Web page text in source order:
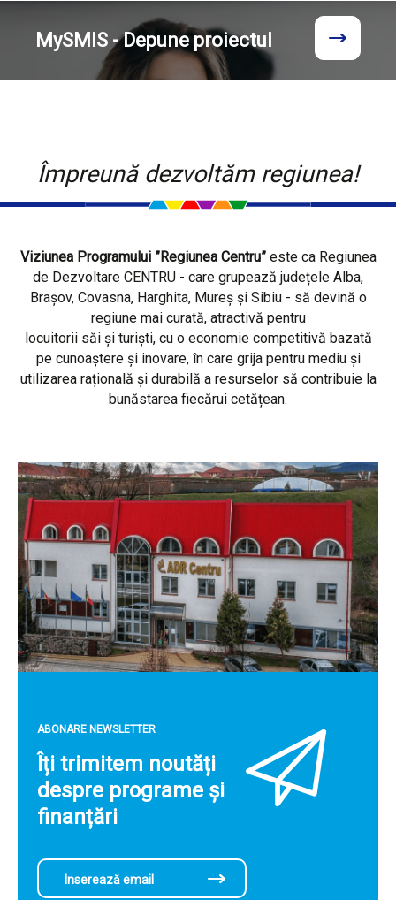
MySMIS - Depune proiectul
Împreună dezvoltăm regiunea!
Viziunea Programului ”Regiunea Centru”este ca Regiunea
de Dezvoltare CENTRU - care grupează județele Alba,
Brașov, Covasna, Harghita, Mureș și Sibiu - să devină o
regiune mai curată, atractivă pentru
locuitorii săi și turiști, cu o economie competitivă bazată
pe cunoaștere și inovare, în care grija pentru mediu și
utilizarea rațională și durabilă a resurselor să contribuie la
bunăstarea fiecărui cetățean.
ABONARE NEWSLETTER
Îți trimitem noutăți
despre programe și
finanțări